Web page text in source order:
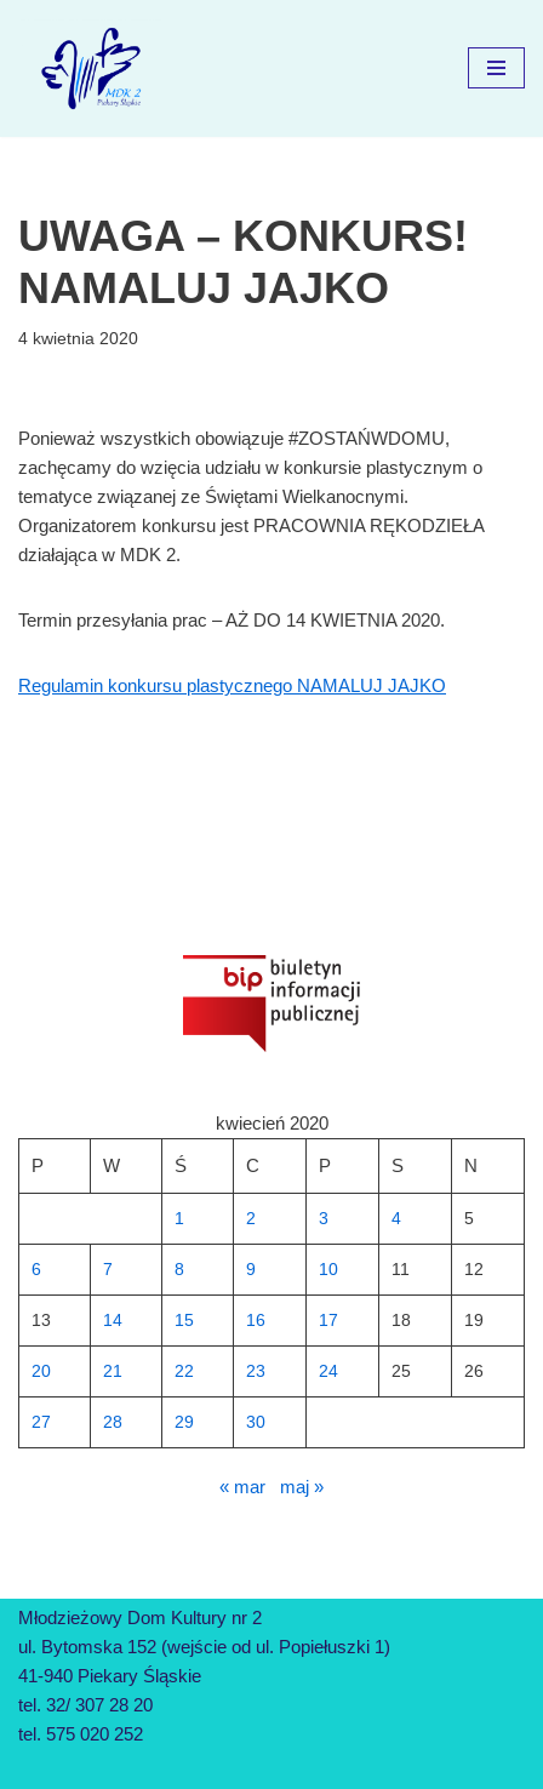
Przejdź
UWAGA – KONKURS!
NAMALUJ JAJKO
4 kwietnia 2020
Ponieważ wszystkich obowiązuje #ZOSTAŃWDOMU,
zachęcamy do wzięcia udziału w konkursie plastycznym o
tematyce związanej ze Świętami Wielkanocnymi.
Organizatorem konkursu jest PRACOWNIA RĘKODZIEŁA
działająca w MDK 2.
Termin przesyłania prac – AŻ DO 14 KWIETNIA 2020.
Regulamin konkursu plastycznego NAMALUJ JAJKO
kwiecień 2020
P W Ś C P S N
1 2 3 4 5
6 7 8 9 10 11 12
13 14 15 16 17 18 19
20 21 22 23 24 25 26
27 28 29 30
« mar maj »
Młodzieżowy Dom Kultury nr 2
ul. Bytomska 152 (wejście od ul. Popiełuszki 1)
41-940 Piekary Śląskie
tel. 32/ 307 28 20
tel. 575 020 252